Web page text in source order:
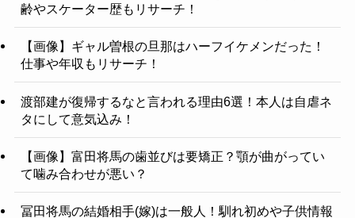
齢やスケーター歴もリサーチ！
【画像】ギャル曽根の旦那はハーフイケメンだった！
仕事や年収もリサーチ！
渡部建が復帰するなと言われる理由6選！本人は自虐ネ
タにして意気込み！
【画像】富田将馬の歯並びは要矯正？顎が曲がってい
て噛み合わせが悪い？
冨田将馬の結婚相手(嫁)は一般人！馴れ初めや子供情報